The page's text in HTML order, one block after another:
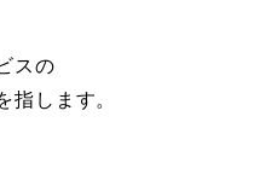
スの
指します。